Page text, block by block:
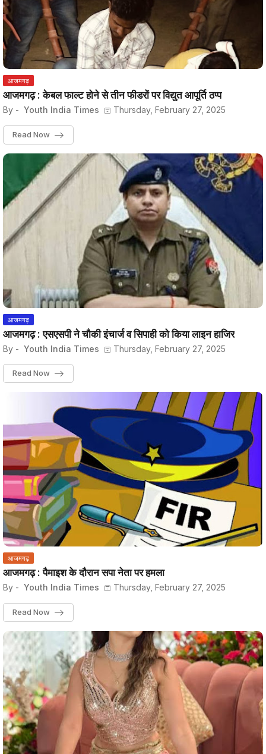
आजमगढ़
आजमगढ़ : केबल फाल्ट होने से तीन फीडरों पर विद्युत आपूर्ति ठप्प
By - Youth India Times Thursday, February 27, 2025
Read Now
आजमगढ़
आजमगढ़ : एसएसपी ने चौकी इंचार्ज व सिपाही को किया लाइन हाजिर
By - Youth India Times Thursday, February 27, 2025
Read Now
आजमगढ़
आजमगढ़ : पैमाइश के दौरान सपा नेता पर हमला
By - Youth India Times Thursday, February 27, 2025
Read Now